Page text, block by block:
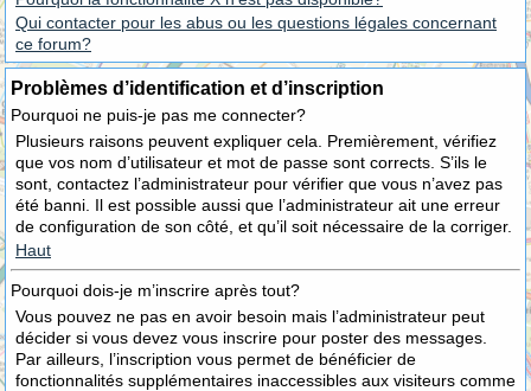
Qui contacter pour les abus ou les questions légales concernant
ce forum?
Problèmes d’identification et d’inscription
Pourquoi ne puis-je pas me connecter?
Plusieurs raisons peuvent expliquer cela. Premièrement, vérifiez
que vos nom d’utilisateur et mot de passe sont corrects. S’ils le
sont, contactez l’administrateur pour vérifier que vous n’avez pas
été banni. Il est possible aussi que l’administrateur ait une erreur
de configuration de son côté, et qu’il soit nécessaire de la corriger.
Haut
Pourquoi dois-je m’inscrire après tout?
Vous pouvez ne pas en avoir besoin mais l’administrateur peut
décider si vous devez vous inscrire pour poster des messages.
Par ailleurs, l’inscription vous permet de bénéficier de
fonctionnalités supplémentaires inaccessibles aux visiteurs comme